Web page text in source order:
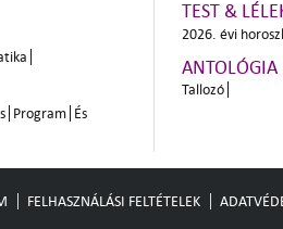
Program És
TEST &
2026. évi
ANTOLÓGIA
Tallozó
FELHASZNÁLÁSI FELTÉTELEK